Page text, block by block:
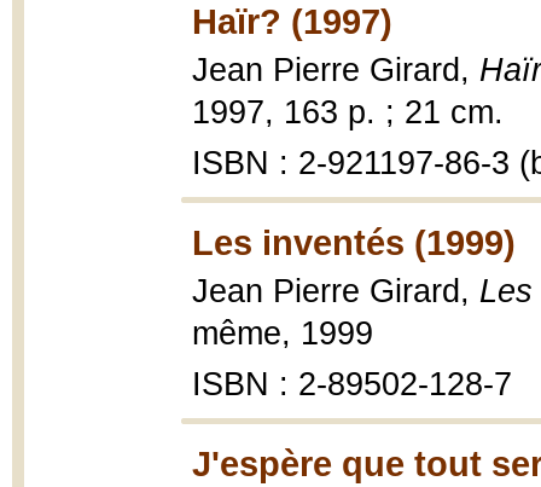
Haïr? (1997)
Jean Pierre Girard,
1997, 163 p. ; 21 cm.
ISBN : 2-921197-86-3
Les inventés (1999)
Jean Pierre Girard, Les
même, 1999
ISBN : 2-89502-128-7
J'espère que tout